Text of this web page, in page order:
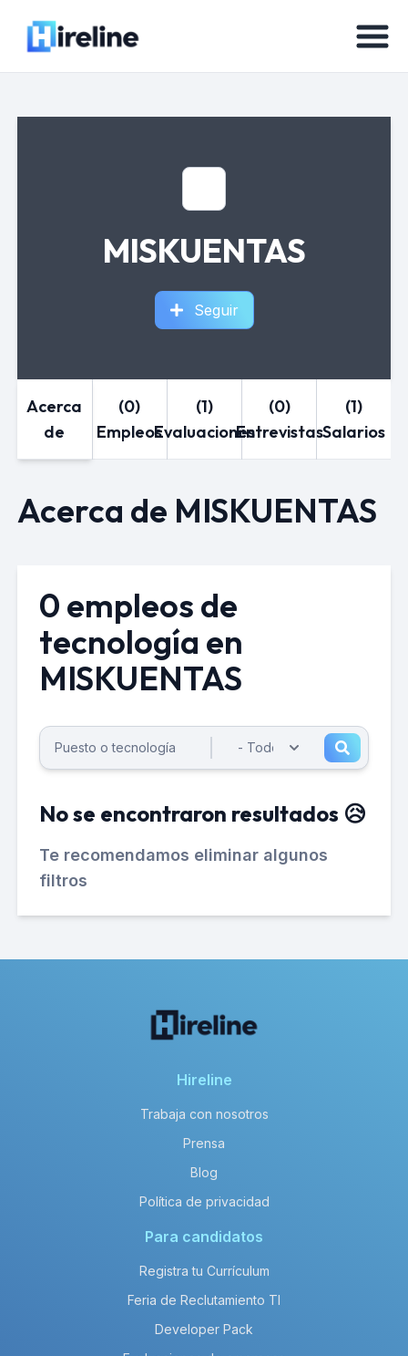
MISKUENTAS
Seguir
Acerca
de
(0)
Empleos
(1)
Evaluaciones
(0)
Entrevistas
(1)
Salarios
Acerca de MISKUENTAS
0 empleos de
tecnología en
MISKUENTAS
No se encontraron resultados 😥
Te recomendamos eliminar algunos
filtros
Hireline
Trabaja con nosotros
Prensa
Blog
Política de privacidad
Para candidatos
Registra tu Currículum
Feria de Reclutamiento TI
Developer Pack